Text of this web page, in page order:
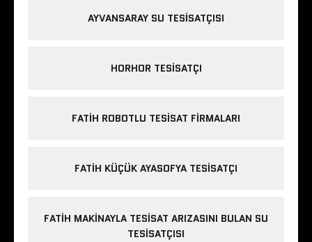
AYVANSARAY SU TESISATÇISI
HORHOR TESISATÇI
FATIH ROBOTLU TESISAT FIRMALARI
FATIH KÜÇÜK AYASOFYA TESISATÇI
FATIH MAKINAYLA TESISAT ARIZASINI BULAN SU
TESISATÇISI